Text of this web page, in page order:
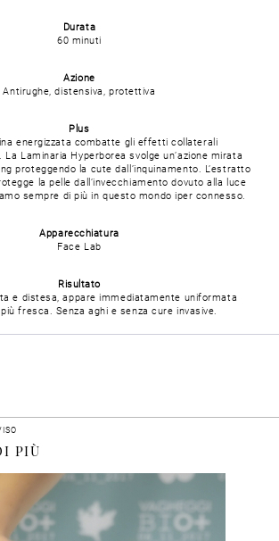
Durata
60 minuti
Azione
Antirughe, distensiva, protettiva
Plus
energizzata combatte gli effetti collaterali
La Laminaria Hyperborea svolge un’azione mirata
proteggendo la cute dall’inquinamento. L’estratto
la pelle dall’invecchiamento dovuto alla luce
sempre di più in questo mondo iper connesso.
Apparecchiatura
Face Lab
Risultato
e distesa, appare immediatamente uniformata
fresca. Senza aghi e senza cure invasive.
PIÙ